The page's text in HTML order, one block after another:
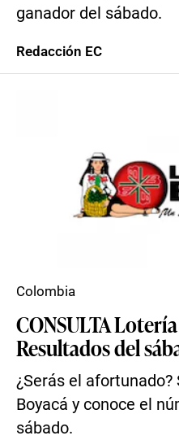
ganador del sábado.
Redacción EC
CONSULTA
Resultados del
¿Serás el
Boyacá y conoce el
sábado.
Colombia